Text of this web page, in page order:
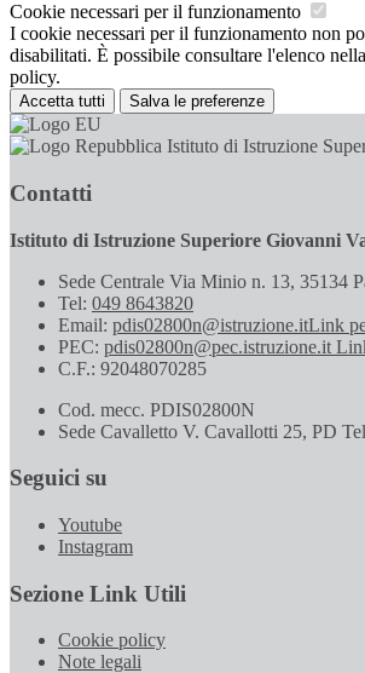
Cookie necessari per il funzionamento
I cookie necessari per il funzionamento non
disabilitati. È possibile consultare l'elenco
policy.
Accetta tutti Salva le preferenze
Istituto di Istruzione
Contatti
Istituto di Istruzione Superiore Giovanni
Sede Centrale Via Minio n. 13, 35134
Tel: 049 8643820
Email: pdis02800n@istruzione.itLink
PEC: pdis02800n@pec.istruzione.it
C.F.: 92048070285
Cod. mecc. PDIS02800N
Sede Cavalletto V. Cavallotti 25, PD
Seguici su
Youtube
Instagram
Sezione Link Utili
Cookie policy
Note legali